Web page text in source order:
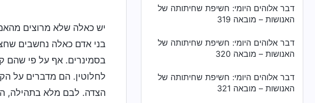
דבר אלוהים היומי: חשיפת שחיתותה של
האנושות – מובאה 319
דבר אלוהים היומי: חשיפת שחיתותה של
האנושות – מובאה 320
דבר אלוהים היומי: חשיפת שחיתותה של
האנושות – מובאה 321
יש כאלה שלא מרוצים
בני אדם כאלה נחשבים
בסמינרים. אף על פי שהם
לחלוטין. הם מדברים על
הצדה. לבם מלא בתהילה,